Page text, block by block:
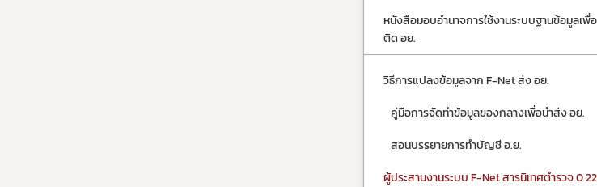
หนังสือมอบอำนาจการใช้งานระบบฐานข้อมูลเ
ติด อย.
วิธีการแปลงข้อมูลจาก F-Net ส่ง อย.
   คู่มือการจัดทำข้อมูลของกลางเพื่อนำส่ง อย.
   สอนบรรยายการทำบัญชี อ.ย.
ผู้ประสานงานระบบ F-Net สารนิเทศตำรวจ 0